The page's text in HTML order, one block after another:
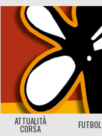
ATTUALITÀ
CORSA FUTBOL